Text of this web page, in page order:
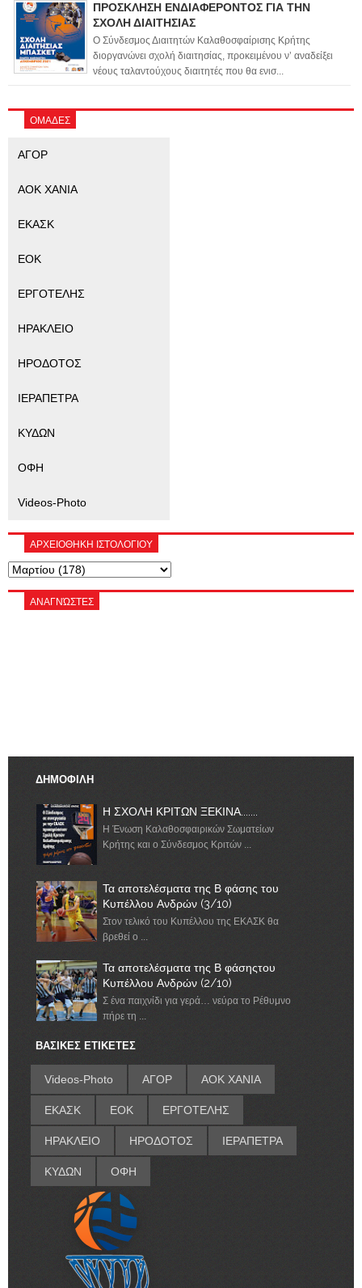
ΠΡΟΣΚΛΗΣΗ ΕΝΔΙΑΦΕΡΟΝΤΟΣ ΓΙΑ ΤΗΝ
ΣΧΟΛΗ ΔΙΑΙΤΗΣΙΑΣ
Ο Σύνδεσμος Διαιτητών Καλαθοσφαίρισης Κρήτης
διοργανώνει σχολή διαιτησίας, προκειμένου ν’ αναδείξει
νέους ταλαντούχους διαιτητές που θα ενισ...
ΟΜΑΔΕΣ
ΑΓΟΡ
ΑΟΚ ΧΑΝΙΑ
ΕΚΑΣΚ
ΕΟΚ
ΕΡΓΟΤΕΛΗΣ
ΗΡΑΚΛΕΙΟ
ΗΡΟΔΟΤΟΣ
ΙΕΡΑΠΕΤΡΑ
ΚΥΔΩΝ
ΟΦΗ
Videos-Photo
ΑΡΧΕΙΟΘΗΚΗ ΙΣΤΟΛΟΓΙΟΥ
ΑΝΑΓΝΏΣΤΕΣ
ΔΗΜΟΦΙΛΗ
Η ΣΧΟΛΗ ΚΡΙΤΩΝ ΞΕΚΙΝΑ.......
Η Ένωση Καλαθοσφαιρικών Σωματείων
Κρήτης και ο Σύνδεσμος Κριτών ...
Τα αποτελέσματα της Β φάσης του
Κυπέλλου Ανδρών (3/10)
Στον τελικό του Κυπέλλου της ΕΚΑΣΚ θα
βρεθεί ο ...
Τα αποτελέσματα της Β φάσηςτου
Κυπέλλου Ανδρών (2/10)
Σ ένα παιχνίδι για γερά… νεύρα το Ρέθυμνο
πήρε τη ...
ΒΑΣΙΚΕΣ ΕΤΙΚΕΤΕΣ
Videos-Photo ΑΓΟΡ ΑΟΚ ΧΑΝΙΑ
ΕΚΑΣΚ ΕΟΚ ΕΡΓΟΤΕΛΗΣ
ΗΡΑΚΛΕΙΟ ΗΡΟΔΟΤΟΣ ΙΕΡΑΠΕΤΡΑ
ΚΥΔΩΝ ΟΦΗ